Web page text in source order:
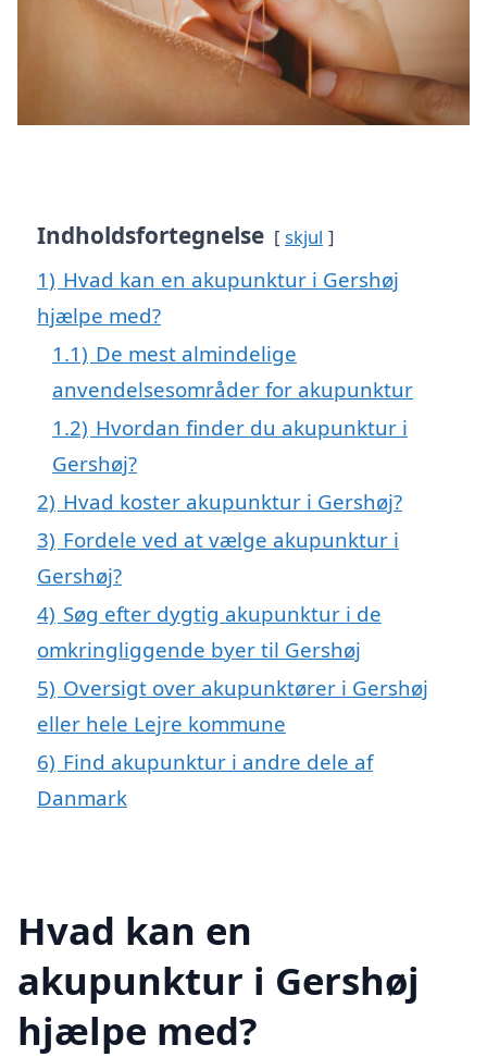
Indholdsfortegnelse skjul
1) Hvad kan en akupunktur i Gershøj
hjælpe med?
1.1) De mest almindelige
anvendelsesområder for akupunktur
1.2) Hvordan finder du akupunktur i
Gershøj?
2) Hvad koster akupunktur i Gershøj?
3) Fordele ved at vælge akupunktur i
Gershøj?
4) Søg efter dygtig akupunktur i de
omkringliggende byer til Gershøj
5) Oversigt over akupunktører i Gershøj
eller hele Lejre kommune
6) Find akupunktur i andre dele af
Danmark
Hvad kan en
akupunktur i Gershøj
hjælpe med?